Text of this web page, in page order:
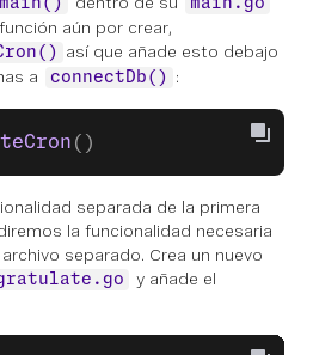
main() main.go
aún por crear,
así que añade esto debajo
a
connectDb() :
()
separada de la primera
la funcionalidad necesaria
separado. Crea un nuevo
y añade el